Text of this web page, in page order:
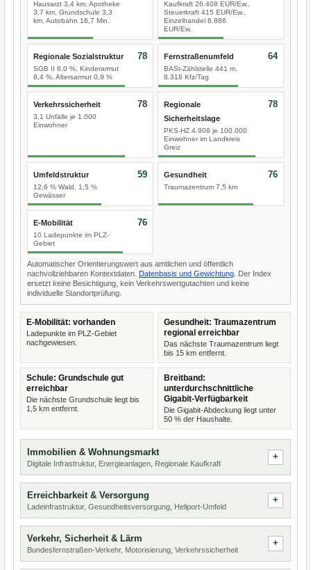
Hausarzt 3,4 km, Apotheke
3,7 km, Grundschule 3,3
km, Autobahn 16,7 Min.
Kaufkraft 26.408 EUR/Ew.,
Steuerkraft 415 EUR/Ew.,
Einzelhandel 6.886
EUR/Ew.
Regionale Sozialstruktur
SGB II 6,0 %, Kinderarmut
8,4 %, Altersarmut 0,9 %
78 Fernstraßenumfeld
BASt-Zählstelle 441 m,
8.318 Kfz/Tag
64
Verkehrssicherheit
3,1 Unfälle je 1.000
Einwohner
78
Regionale
Sicherheitslage
PKS-HZ 4.908 je 100.000
Einwohner im Landkreis
Greiz
78
Umfeldstruktur
12,6 % Wald, 1,5 %
Gewässer
59 Gesundheit
Traumazentrum 7,5 km
76
E-Mobilität
10 Ladepunkte im PLZ-
Gebiet
76
Automatischer Orientierungswert aus amtlichen und öffentlich
nachvollziehbaren Kontextdaten. Datenbasis und Gewichtung . Der Index
ersetzt keine Besichtigung, kein Verkehrswertgutachten und keine
individuelle Standortprüfung.
E-Mobilität: vorhanden
Ladepunkte im PLZ-Gebiet
nachgewiesen.
Gesundheit: Traumazentrum
regional erreichbar
Das nächste Traumazentrum liegt
bis 15 km entfernt.
Schule: Grundschule gut
erreichbar
Die nächste Grundschule liegt bis
1,5 km entfernt.
Breitband:
unterdurchschnittliche
Gigabit-Verfügbarkeit
Die Gigabit-Abdeckung liegt unter
50 % der Haushalte.
Immobilien & Wohnungsmarkt
Digitale Infrastruktur, Energieanlagen, Regionale Kaufkraft
Erreichbarkeit & Versorgung
Ladeinfrastruktur, Gesundheitsversorgung, Heliport-Umfeld
Verkehr, Sicherheit & Lärm
Bundesfernstraßen-Verkehr, Motorisierung, Verkehrssicherheit